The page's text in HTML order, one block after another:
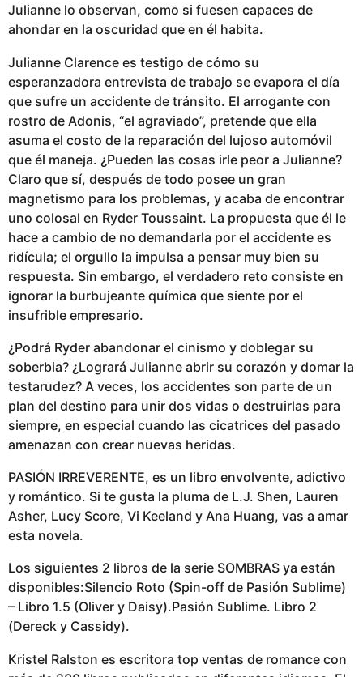
Julianne lo observan, como si fuesen capaces de
ahondar en la oscuridad que en él habita.
Julianne Clarence es testigo de cómo su
esperanzadora entrevista de trabajo se evapora el día
que sufre un accidente de tránsito. El arrogante con
rostro de Adonis, “el agraviado”, pretende que ella
asuma el costo de la reparación del lujoso automóvil
que él maneja. ¿Pueden las cosas irle peor a Julianne?
Claro que sí, después de todo posee un gran
magnetismo para los problemas, y acaba de encontrar
uno colosal en Ryder Toussaint. La propuesta que él le
hace a cambio de no demandarla por el accidente es
ridícula; el orgullo la impulsa a pensar muy bien su
respuesta. Sin embargo, el verdadero reto consiste en
ignorar la burbujeante química que siente por el
insufrible empresario.
¿Podrá Ryder abandonar el cinismo y doblegar su
soberbia? ¿Logrará Julianne abrir su corazón y domar la
testarudez? A veces, los accidentes son parte de un
plan del destino para unir dos vidas o destruirlas para
siempre, en especial cuando las cicatrices del pasado
amenazan con crear nuevas heridas.
PASIÓN IRREVERENTE, es un libro envolvente, adictivo
y romántico. Si te gusta la pluma de L.J. Shen, Lauren
Asher, Lucy Score, Vi Keeland y Ana Huang, vas a amar
esta novela.
Los siguientes 2 libros de la serie SOMBRAS ya están
disponibles:Silencio Roto (Spin-off de Pasión Sublime)
– Libro 1.5 (Oliver y Daisy).Pasión Sublime. Libro 2
(Dereck y Cassidy).
Kristel Ralston es escritora top ventas de romance con